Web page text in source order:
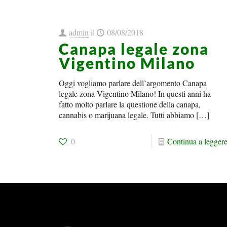
admin il 08/08/2018
Canapa legale zona
Vigentino Milano
Oggi vogliamo parlare dell’argomento Canapa
legale zona Vigentino Milano! In questi anni ha
fatto molto parlare la questione della canapa,
cannabis o marijuana legale. Tutti abbiamo[…]
0 Continua a